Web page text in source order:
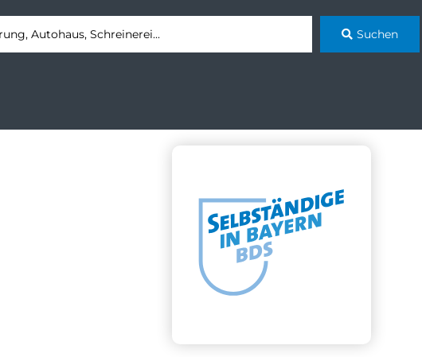
Suchen